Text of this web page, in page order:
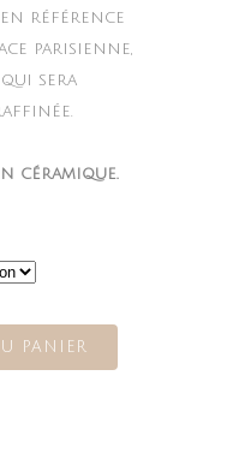
en référence
parisienne,
sera
céramique.
PANIER